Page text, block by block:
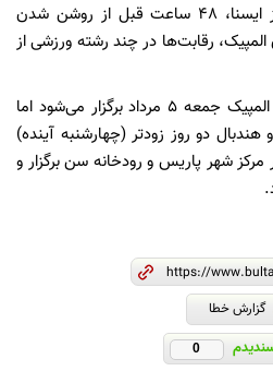
به نقل از ایسنا، 4۸ ساعت قبل از روشن شدن
رقابت‌ها در چند رشته ورزشی از
مراسم افتتاحیه بزرگ بازی‌های المپیک جمعه ۵ مرداد برگزار می‌شود اما
هندبال دو روز زودتر (چهارشنبه آینده)
شهر پاریس و رودخانه سن برگزار و
گزارش خطا
0